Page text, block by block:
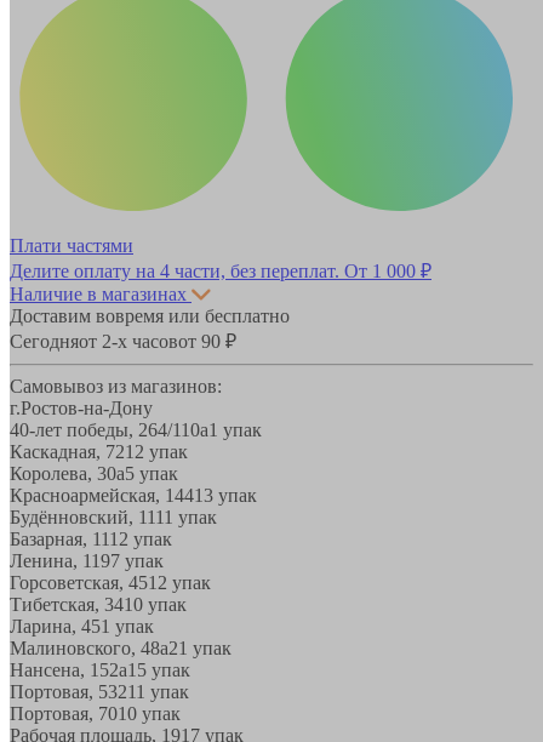
Плати частями
Делите оплату на 4 части, без переплат. От 1 000 ₽
Наличие в магазинах
Доставим вовремя или бесплатно
Сегодняот 2-х часовот 90 ₽
Самовывоз из магазинов:
г.Ростов-на-Дону
40-лет победы, 264/110а1 упак
Каскадная, 7212 упак
Королева, 30а5 упак
Красноармейская, 14413 упак
Будённовский, 1111 упак
Базарная, 1112 упак
Ленина, 1197 упак
Горсоветская, 4512 упак
Тибетская, 3410 упак
Ларина, 451 упак
Малиновского, 48а21 упак
Нансена, 152а15 упак
Портовая, 53211 упак
Портовая, 7010 упак
Рабочая площадь, 1917 упак